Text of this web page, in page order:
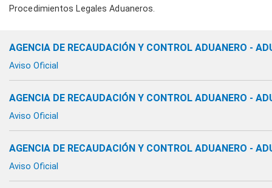
Procedimientos Legales Aduaneros.
AGENCIA DE RECAUDACIÓN Y CONTROL ADUANERO -
Aviso Oficial
AGENCIA DE RECAUDACIÓN Y CONTROL ADUANERO -
Aviso Oficial
AGENCIA DE RECAUDACIÓN Y CONTROL ADUANERO -
Aviso Oficial